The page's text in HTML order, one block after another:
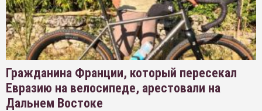
Гражданина Франции, который пересекал
Евразию на велосипеде, арестовали на
Дальнем Востоке